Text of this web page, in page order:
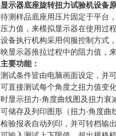
显示器底座旋转扭力试验机设备
待测样品底座用压片固定于平台
压力值，来模拟显示器在使用过
设备执行机构采用伺服控制方式
映显示器推拉过程中的阻力值，
主要功能：
测试条件皆由电脑画面设定，并可
可直接测试每个角度之扭力值变
时显示扭力-角度曲线图及扭力衰
可储存及列印图形（扭力-角度曲
检验报表自动列印，并可转档输